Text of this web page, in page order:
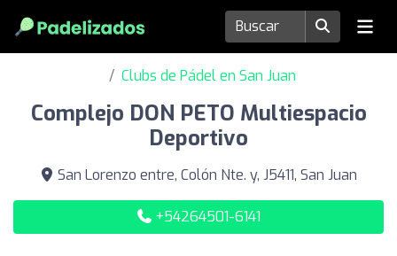
Clubs de Pádel en San Juan
Complejo DON PETO Multiespacio
Deportivo
San Lorenzo entre, Colón Nte. y, J5411, San Juan
+54264501-6141